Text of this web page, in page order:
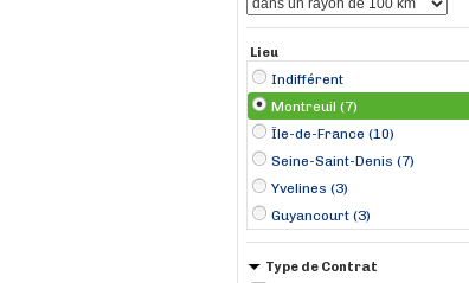
Lieu
Indifférent
Montreuil (7)
Île-de-France (10)
Seine-Saint-Denis (7)
Yvelines (3)
Guyancourt (3)
Type de Contrat